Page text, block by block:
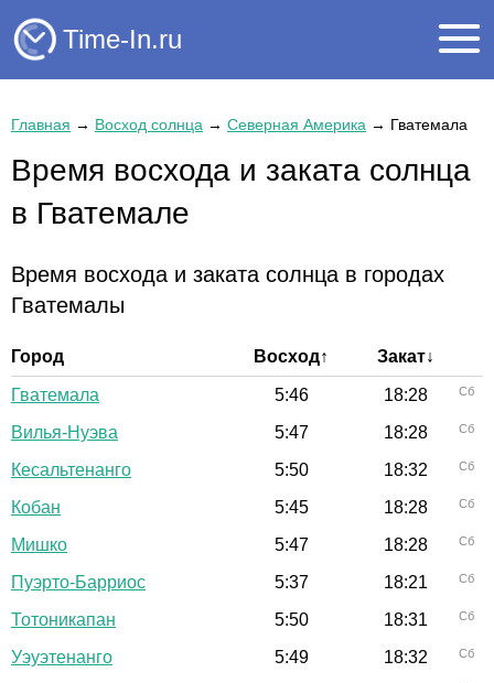
Time-In.ru
Главная → Восход солнца → Северная Америка → Гватемала
Время восхода и заката солнца
в Гватемале
Время восхода и заката солнца в городах
Гватемалы
Город Восход↑ Закат↓
Гватемала 5:46 18:28 Сб
Вилья-Нуэва 5:47 18:28 Сб
Кесальтенанго 5:50 18:32 Сб
Кобан 5:45 18:28 Сб
Мишко 5:47 18:28 Сб
Пуэрто-Барриос 5:37 18:21 Сб
Тотоникапан 5:50 18:31 Сб
Уэуэтенанго 5:49 18:32 Сб